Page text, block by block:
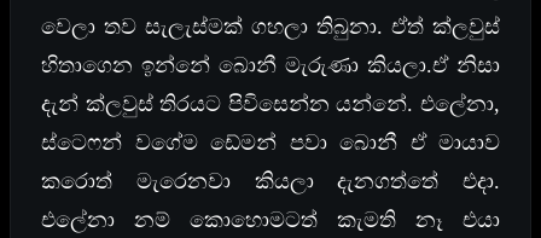
වෙලා තව සැලැස්මක් ගහලා තිබුනා. ඒත් ක්ලවුස්
හිතාගෙන ඉන්නේ බොනී මැරුණා කියලා.ඒ නිසා
දැන් ක්ලවුස් තිරයට පිවිසෙන්න යන්නේ. එලේනා,
ස්ටෙෆන් වගේම ඩේමන් පවා බොනී ඒ මායාව
කරොත් මැරෙනවා කියලා දැනගත්තේ එදා.
එලේනා නම් කොහොමටත් කැමති නෑ එයා